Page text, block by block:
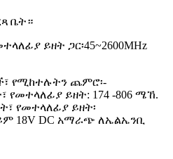
ቤት።
ይዘት ጋር፡45~2600MHz
የሚከተሉትን ጨምሮ፡-
የመተላለፊያ ይዘት: 174 -806 ሜኸ.
የመተላለፊያ ይዘት፡
18V DC አማራጭ ለኤልኤንቢ